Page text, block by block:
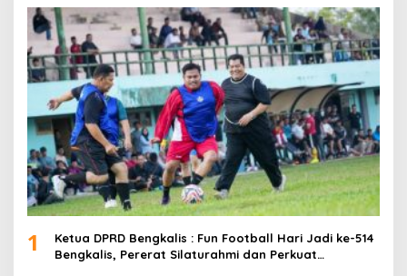
1
Ketua DPRD Bengkalis : Fun Football Hari Jadi ke-514
Bengkalis, Pererat Silaturahmi dan Perkuat